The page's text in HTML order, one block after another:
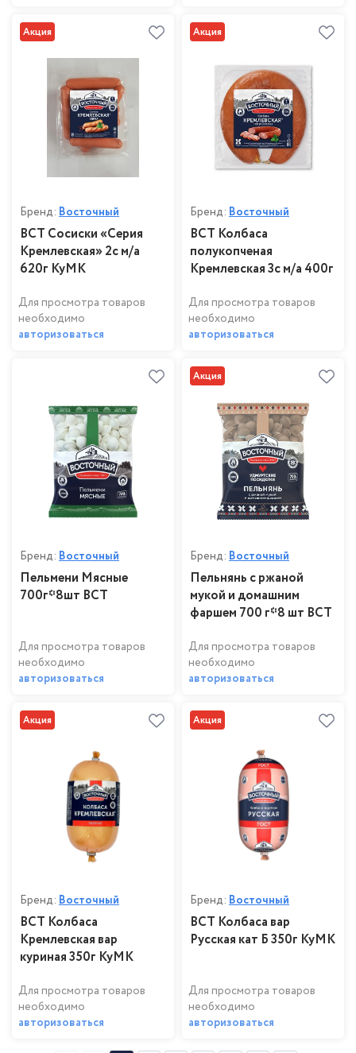
Акция
Бренд: Восточный
ВСТ Сосиски «Серия
Кремлевская» 2с м/а
620г КуМК
Для просмотра товаров
необходимо
авторизоваться
Акция
Бренд: Восточный
ВСТ Колбаса
полукопченая
Кремлевская 3с м/а 400г
Для просмотра товаров
необходимо
авторизоваться
Бренд: Восточный
Пельмени Мясные
700г*8шт ВСТ
Для просмотра товаров
необходимо
авторизоваться
Акция
Бренд: Восточный
Пельнянь с ржаной
мукой и домашним
фаршем 700 г*8 шт ВСТ
Для просмотра товаров
необходимо
авторизоваться
Акция
Бренд: Восточный
ВСТ Колбаса
Кремлевская вар
куриная 350г КуМК
Для просмотра товаров
необходимо
авторизоваться
Акция
Бренд: Восточный
ВСТ Колбаса вар
Русская кат Б 350г КуМК
Для просмотра товаров
необходимо
авторизоваться